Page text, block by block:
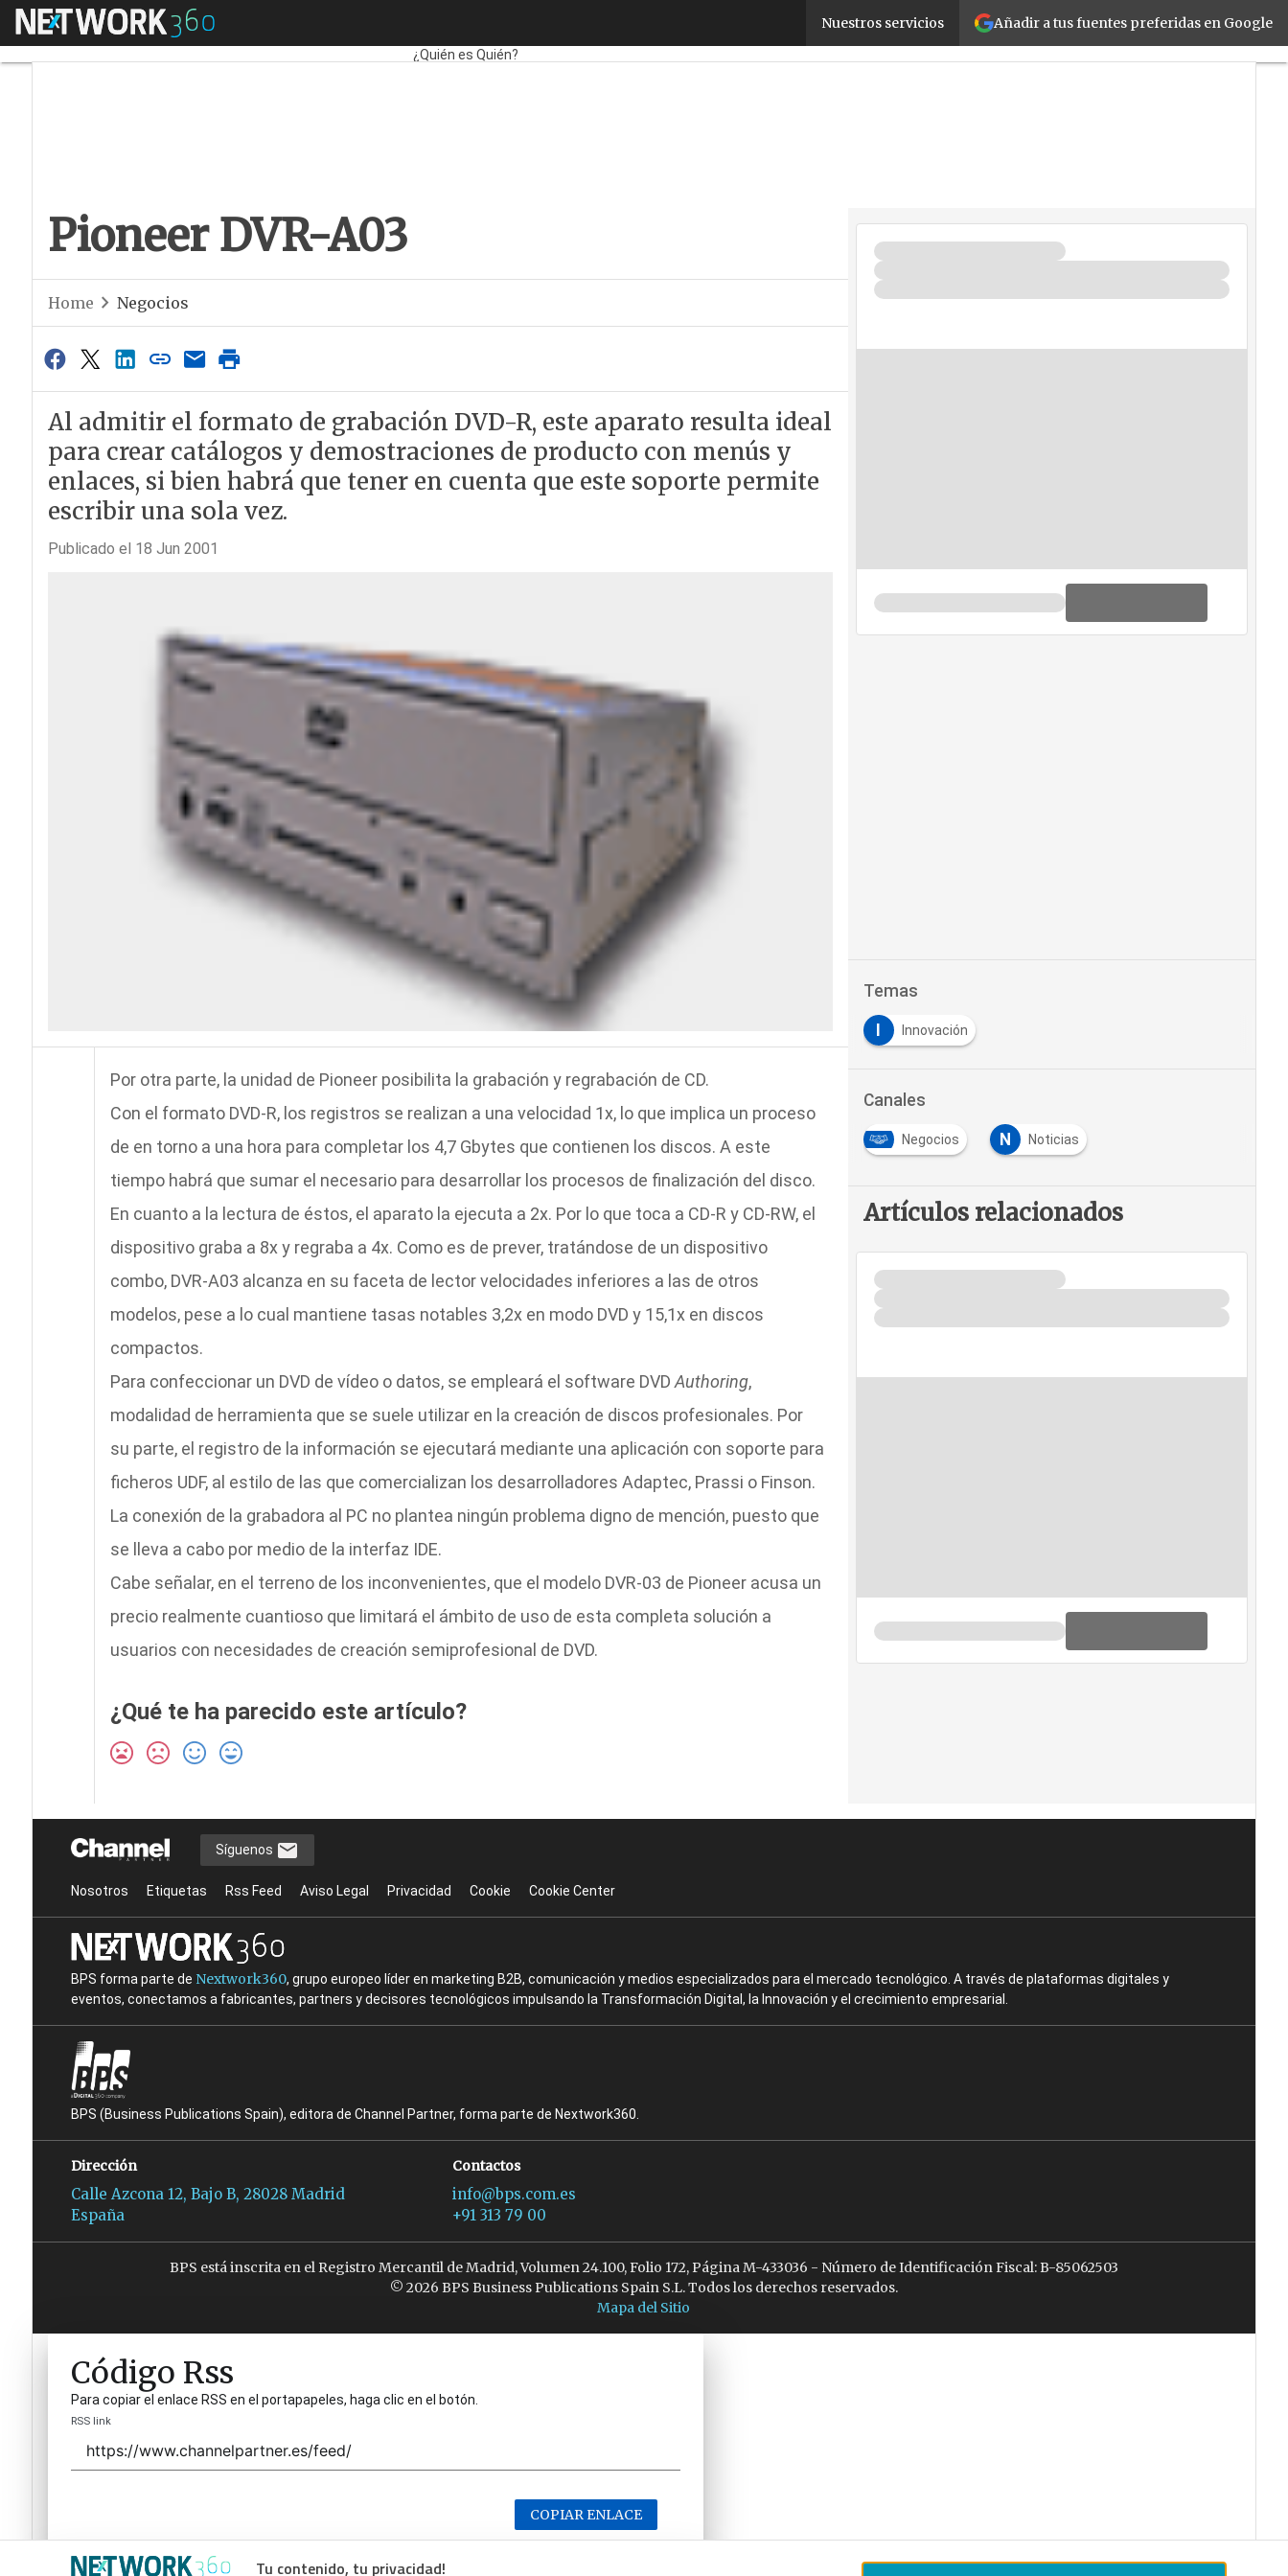
Añadir a tus fuentes preferidas en Google
Nuestros servicios
Menú NegociosSeguridadLa Guía del ISV
¿Quién es Quién?
Pioneer DVR-A03
Home Negocios
Al admitir el formato de grabación DVD-R, este aparato resulta ideal
para crear catálogos y demostraciones de producto con menús y
enlaces, si bien habrá que tener en cuenta que este soporte permite
escribir una sola vez.
Publicado el 18 Jun 2001
Por otra parte, la unidad de Pioneer posibilita la grabación y regrabación de CD.
Con el formato DVD-R, los registros se realizan a una velocidad 1x, lo que implica un proceso
de en torno a una hora para completar los 4,7 Gbytes que contienen los discos. A este
tiempo habrá que sumar el necesario para desarrollar los procesos de finalización del disco.
En cuanto a la lectura de éstos, el aparato la ejecuta a 2x. Por lo que toca a CD-R y CD-RW, el
dispositivo graba a 8x y regraba a 4x. Como es de prever, tratándose de un dispositivo
combo, DVR-A03 alcanza en su faceta de lector velocidades inferiores a las de otros
modelos, pese a lo cual mantiene tasas notables 3,2x en modo DVD y 15,1x en discos
compactos.
Para confeccionar un DVD de vídeo o datos, se empleará el software DVD Authoring,
modalidad de herramienta que se suele utilizar en la creación de discos profesionales. Por
su parte, el registro de la información se ejecutará mediante una aplicación con soporte para
ficheros UDF, al estilo de las que comercializan los desarrolladores Adaptec, Prassi o Finson.
La conexión de la grabadora al PC no plantea ningún problema digno de mención, puesto que
se lleva a cabo por medio de la interfaz IDE.
Cabe señalar, en el terreno de los inconvenientes, que el modelo DVR-03 de Pioneer acusa un
precio realmente cuantioso que limitará el ámbito de uso de esta completa solución a
usuarios con necesidades de creación semiprofesional de DVD.
¿Qué te ha parecido este artículo?
Temas
Innovación
Canales
Negocios N Noticias
Artículos relacionados
Tu contenido, tu privacidad!
Síguenos
Nosotros Etiquetas Rss Feed Aviso Legal Privacidad Cookie Cookie Center
BPS forma parte de Nextwork360, grupo europeo líder en marketing B2B, comunicación y medios especializados para el mercado tecnológico. A través de plataformas digitales y
eventos, conectamos a fabricantes, partners y decisores tecnológicos impulsando la Transformación Digital, la Innovación y el crecimiento empresarial.
BPS (Business Publications Spain), editora de Channel Partner, forma parte de Nextwork360.
Dirección
Calle Azcona 12, Bajo B, 28028 Madrid
España
Contactos
info@bps.com.es
+91 313 79 00
BPS está inscrita en el Registro Mercantil de Madrid, Volumen 24.100, Folio 172, Página M-433036 - Número de Identificación Fiscal: B-85062503
© 2026 BPS Business Publications Spain S.L. Todos los derechos reservados.
Mapa del Sitio
Código Rss
Para copiar el enlace RSS en el portapapeles, haga clic en el botón.
RSS link
COPIAR ENLACE